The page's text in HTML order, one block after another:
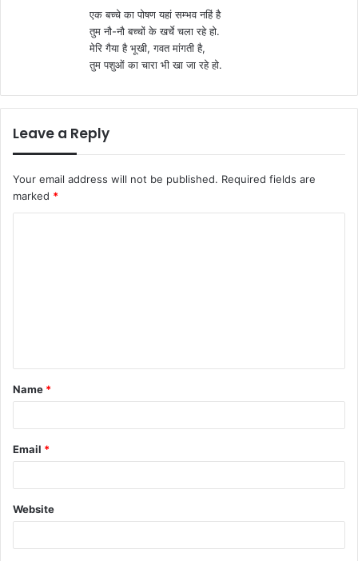
एक बच्चे का पोषण यहां सम्भव नहिं है
तुम नौ-नौ बच्चों के खर्चे चला रहे हो.
मेरि गैया है भूखी, गवत मांगती है,
तुम पशुओं का चारा भी खा जा रहे हो.
Leave a Reply
Your email address will not be published. Required fields are
marked *
t
*
Name *
Email *
Website